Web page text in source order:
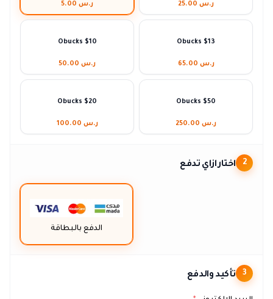
ر.س 5.00 ر.س 25.00
Obucks $10
ر.س 50.00
Obucks $13
ر.س 65.00
Obucks $20
ر.س 100.00
Obucks $50
ر.س 250.00
2 اختار ازاي تدفع
الدفع بالبطاقة
3 تأكيد والدفع